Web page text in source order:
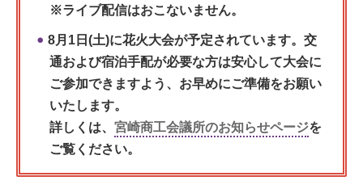
※ライブ配信はおこないません。
8月1日(土)に花火大会が予定されています。交
通および宿泊手配が必要な方は安心して大会に
ご参加できますよう、お早めにご準備をお願い
いたします。
詳しくは、 宮崎商工会議所のお知らせページを
ご覧ください。